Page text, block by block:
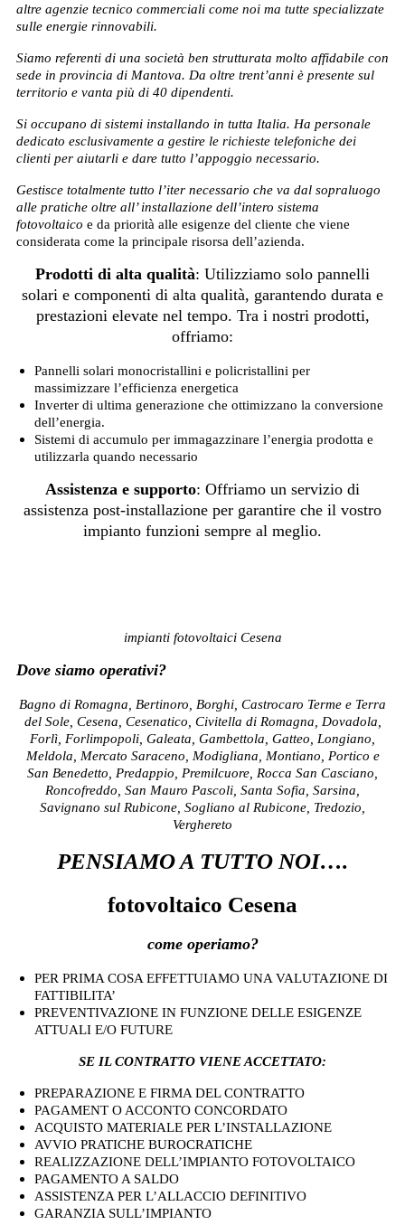
altre agenzie tecnico commerciali come noi ma tutte specializzate
sulle energie rinnovabili.
Siamo referenti di una società ben strutturata molto affidabile con
sede in provincia di Mantova. Da oltre trent’anni è presente sul
territorio e vanta più di 40 dipendenti.
Si occupano di sistemi installando in tutta Italia. Ha personale
dedicato esclusivamente a gestire le richieste telefoniche dei
clienti per aiutarli e dare tutto l’appoggio necessario.
Gestisce totalmente tutto l’iter necessario che va dal sopraluogo
alle pratiche oltre all’ installazione dell’intero sistema
fotovoltaico e da priorità alle esigenze del cliente che viene
considerata come la principale risorsa dell’azienda.
Prodotti di alta qualità: Utilizziamo solo pannelli
solari e componenti di alta qualità, garantendo durata e
prestazioni elevate nel tempo. Tra i nostri prodotti,
offriamo:
Pannelli solari monocristallini e policristallini per
massimizzare l’efficienza energetica
Inverter di ultima generazione che ottimizzano la conversione
dell’energia.
Sistemi di accumulo per immagazzinare l’energia prodotta e
utilizzarla quando necessario
Assistenza e supporto: Offriamo un servizio di
assistenza post-installazione per garantire che il vostro
impianto funzioni sempre al meglio.
impianti fotovoltaici Cesena
Dove siamo operativi?
Bagno di Romagna, Bertinoro, Borghi, Castrocaro Terme e Terra
del Sole, Cesena, Cesenatico, Civitella di Romagna, Dovadola,
Forlì, Forlimpopoli, Galeata, Gambettola, Gatteo, Longiano,
Meldola, Mercato Saraceno, Modigliana, Montiano, Portico e
San Benedetto, Predappio, Premilcuore, Rocca San Casciano,
Roncofreddo, San Mauro Pascoli, Santa Sofia, Sarsina,
Savignano sul Rubicone, Sogliano al Rubicone, Tredozio,
Verghereto
PENSIAMO A TUTTO NOI….
fotovoltaico Cesena
come operiamo?
PER PRIMA COSA EFFETTUIAMO UNA VALUTAZIONE DI
FATTIBILITA’
PREVENTIVAZIONE IN FUNZIONE DELLE ESIGENZE
ATTUALI E/O FUTURE
SE IL CONTRATTO VIENE ACCETTATO:
PREPARAZIONE E FIRMA DEL CONTRATTO
PAGAMENT O ACCONTO CONCORDATO
ACQUISTO MATERIALE PER L’INSTALLAZIONE
AVVIO PRATICHE BUROCRATICHE
REALIZZAZIONE DELL’IMPIANTO FOTOVOLTAICO
PAGAMENTO A SALDO
ASSISTENZA PER L’ALLACCIO DEFINITIVO
GARANZIA SULL’IMPIANTO